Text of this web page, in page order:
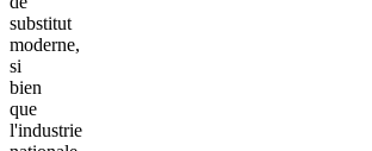
substitut
moderne,
si
bien
que
l'industrie